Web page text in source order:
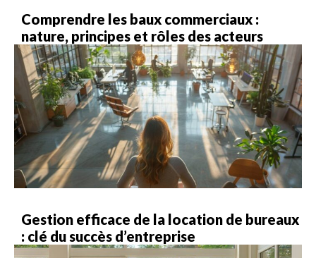
Comprendre les baux commerciaux :
nature, principes et rôles des acteurs
Gestion efficace de la location de bureaux
: clé du succès d’entreprise